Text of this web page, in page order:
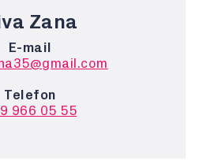
Zana
E-mail
Telefon
966 05 55